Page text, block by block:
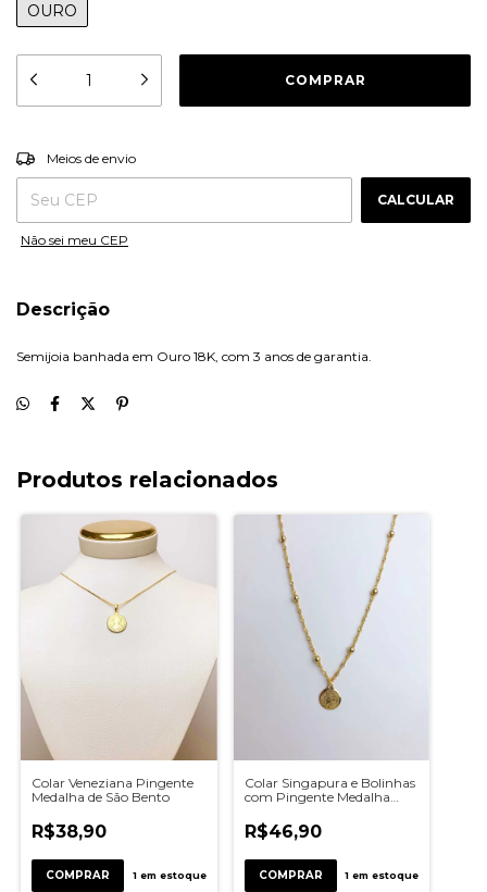
OURO
Entregas para o CEP:
Meios de envio
CALCULAR
Não sei meu CEP
Descrição
Semijoia banhada em Ouro 18K, com 3 anos de garantia.
Produtos relacionados
Colar Veneziana Pingente
Medalha de São Bento
R$38,90
COMPRAR 1em estoque
Colar Singapura e Bolinhas
com Pingente Medalha
R$46,90
COMPRAR 1 em estoque